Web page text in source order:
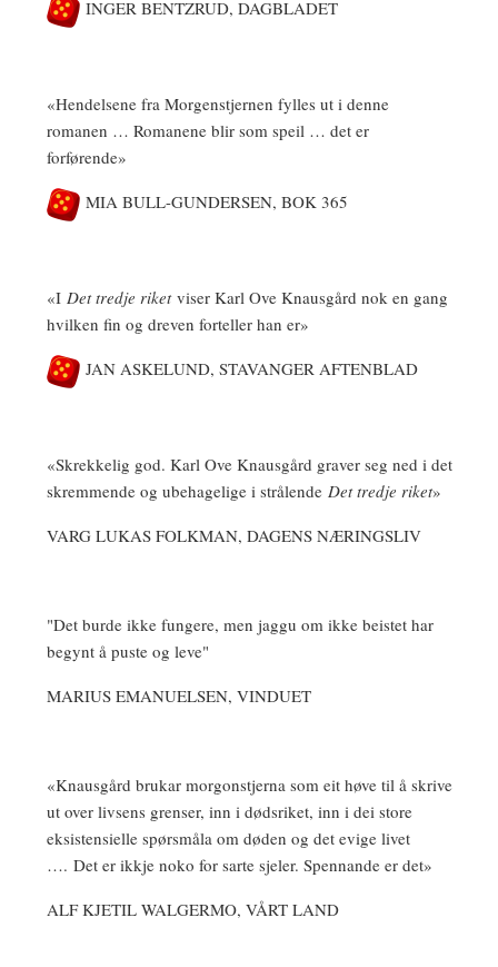
INGER BENTZRUD, DAGBLADET
«Hendelsene fra Morgenstjernen fylles ut i denne
romanen … Romanene blir som speil … det er
forførende»
MIA BULL-GUNDERSEN, BOK 365
«I Det tredje riketviser Karl Ove Knausgård nok en gang
hvilken fin og dreven forteller han er»
JAN ASKELUND, STAVANGER AFTENBLAD
«Skrekkelig god. Karl Ove Knausgård graver seg ned i det
skremmende og ubehagelige i strålende Det tredje riket»
VARG LUKAS FOLKMAN, DAGENS NÆRINGSLIV
"Det burde ikke fungere, men jaggu om ikke beistet har
begynt å puste og leve"
MARIUS EMANUELSEN, VINDUET
«Knausgård brukar morgonstjerna som eit høve til å skrive
ut over livsens grenser, inn i dødsriket, inn i dei store
eksistensielle spørsmåla om døden og det evige livet
…. Det er ikkje noko for sarte sjeler. Spennande er det»
ALF KJETIL WALGERMO, VÅRT LAND